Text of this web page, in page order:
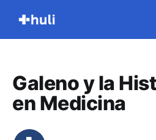
Galeno y la
en Medicina